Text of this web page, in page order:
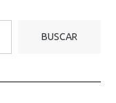
BUSCAR